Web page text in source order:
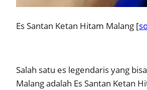
Es Santan Ketan Hitam Malang [
Salah satu es legendaris yang
Malang adalah Es Santan Ketan